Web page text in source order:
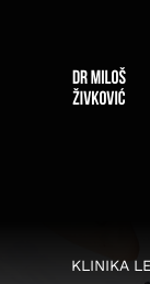
content
KLINIKA